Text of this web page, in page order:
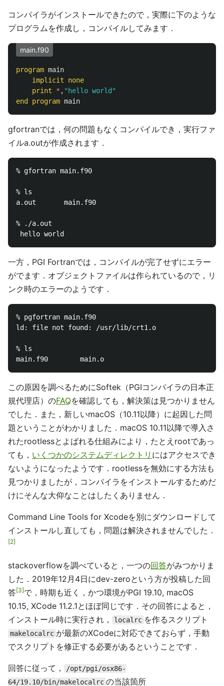
コンパイラがインストールできたので，実際に下のような
プログラムを作成し，コンパイルしてみます．
main.f90
program main
implicit
none
print
* , "hello world"
end
program main
gfortranでは，何の問題もなくコンパイルでき，実行ファ
イルa.outが作成されます．
% gfortran main.f90
% ls
a.out		main.f90
% ./a.out
一方，PGI Fortranでは，コンパイルが完了せずにエラー
がでます．オブジェクトファイルは作られているので，リ
ンク時のエラーのようです．
% pgfortran main.f90
ld: file not found: /usr/lib/crt1.o
% ls
この原因を調べるためにSoftek（PGIコンパイラの日本正
規代理店）のFAQを確認しても，解決策は見つかりません
でした．また，新しいmacOS（10.11以降）に起因した問
題ということがわかりました．macOS 10.11以降で導入さ
れたrootlessとよばれる仕組みにより，たとえrootであっ
ても， いくつかのシステムディレクトリ にはアクセスでき
ないようになったようです．rootlessを無効にする方法も
見つかりましたが，コンパイラをインストールするためだ
けにそんな大仰なことはしたくありません．
Command Line Tools for Xcodeを別にダウンロードして
インストールし直しても，問題は解決されませんでした．
2
stackoverflowを調べていると，一つの回答がみつかりま
した．2019年12月4日にdev-zeroという方が投稿した回
答 3 で，時期も近く，かつ環境がPGI 19.10, macOS
10.15, XCode 11.2.1とほぼ同じです．その回答によると，
インストール時に実行され，
localrc を作るスクリプト
makelocalrc が最新のXCodeに対応できておらず，手動
でスクリプトを修正する必要があるということです．
回答に従って，
/opt/pgi/osx86-
64/19.10/bin/makelocalrc の当該箇所